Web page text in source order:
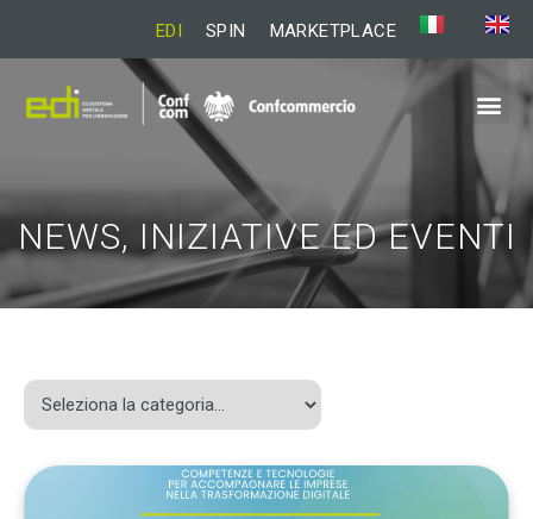
EDI SPIN MARKETPLACE
NEWS, INIZIATIVE ED EVENTI